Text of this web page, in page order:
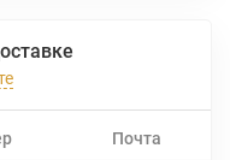
Почта